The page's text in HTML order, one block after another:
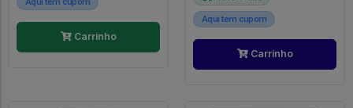
Carrinho
Aqui tem cupom
Carrinho